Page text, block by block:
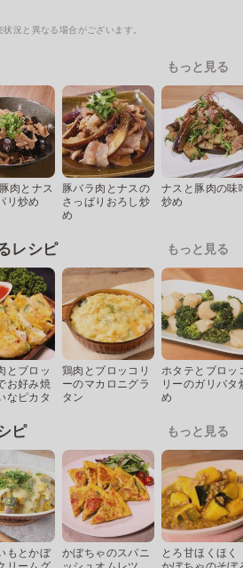
況と異なる場合がございます。
もっと見る
肉とナス
リ炒め
豚バラ肉とナスの
さっぱりおろし炒
め
ナスと豚肉の味
炒め
レシピ もっと見る
とブロッ
お好み焼
なピカタ
鶏肉とブロッコリ
ーのマカロニグラ
タン
ホタテとブロッ
リーのガリバタ
め
ピ もっと見る
もとかぼ
かぼちゃのスパニ
とろ甘ほくほく